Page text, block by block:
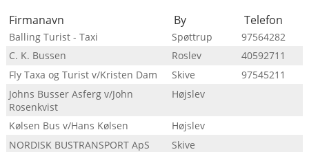
Firmanavn By Telefon
Balling Turist - Taxi Spøttrup
97564282
C. K. Bussen
Roslev
40592711
Fly Taxa og Turist v/Kristen Dam
Skive
97545211
Johns Busser Asferg v/John
Rosenkvist
Højslev
Kølsen Bus v/Hans Kølsen
Højslev
NORDISK BUSTRANSPORT ApS
Skive